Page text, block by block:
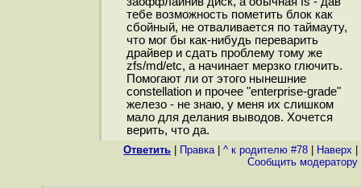
тебе возможность пометить блок как
сбойный, не отваливается по таймауту,
что мог бы как-нибудь переварить
драйвер и сдать проблему тому же
zfs/md/etc, а начинает мерзко глючить.
Помогают ли от этого нынешние
constellation и прочее "enterprise-grade"
железо - не знаю, у меня их слишком
мало для делания выводов. Хочется
верить, что да.
Ответить Правка| ^ к родителю #78 Наверх
Cообщить модератору